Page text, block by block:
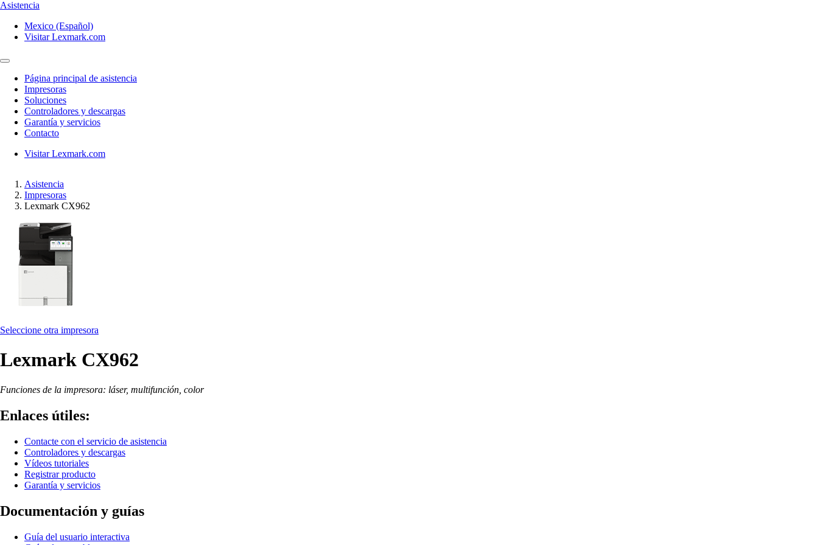
Asistencia
Mexico (Español)
Visitar Lexmark.com
Página principal de asistencia
Impresoras
Soluciones
Controladores y descargas
Garantía y servicios
Contacto
Visitar Lexmark.com
Asistencia
Impresoras
Lexmark CX962
Seleccione otra impresora
Lexmark CX962
Funciones de la impresora: láser, multifunción, color
Enlaces útiles:
Contacte con el servicio de asistencia
Controladores y descargas
Vídeos tutoriales
Registrar producto
Garantía y servicios
Documentación y guías
Guía del usuario interactiva